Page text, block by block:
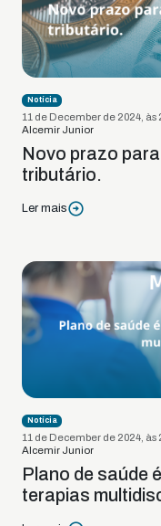
Notícia
11 de December de 2024, às
Alcemir Junior
Novo prazo
tributário.
Ler mais
Notícia
11 de December de 2024, às
Alcemir Junior
Plano de saúde
terapias